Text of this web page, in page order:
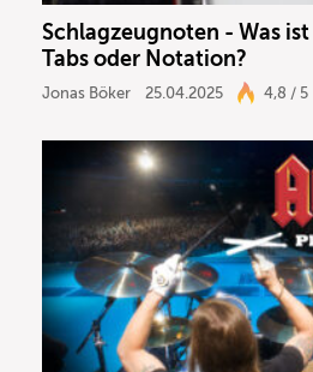
Schlagzeugnoten - Was
Tabs oder Notation?
Jonas Böker 25.04.2025 4,8 / 5